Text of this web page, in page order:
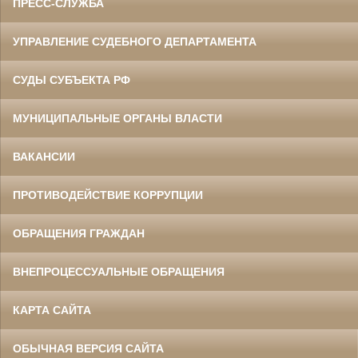
ПРЕСС-СЛУЖБА
УПРАВЛЕНИЕ СУДЕБНОГО ДЕПАРТАМЕНТА
СУДЫ СУБЪЕКТА РФ
МУНИЦИПАЛЬНЫЕ ОРГАНЫ ВЛАСТИ
ВАКАНСИИ
ПРОТИВОДЕЙСТВИЕ КОРРУПЦИИ
ОБРАЩЕНИЯ ГРАЖДАН
ВНЕПРОЦЕССУАЛЬНЫЕ ОБРАЩЕНИЯ
КАРТА САЙТА
ОБЫЧНАЯ ВЕРСИЯ САЙТА